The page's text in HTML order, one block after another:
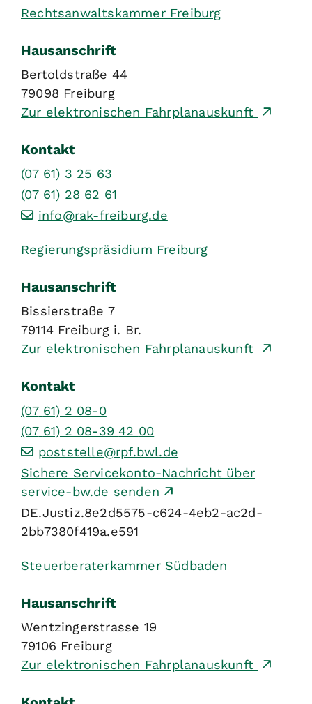
Rechtsanwaltskammer Freiburg
Hausanschrift
Bertoldstraße 44
79098 Freiburg
Zur elektronischen Fahrplanauskunft
Kontakt
(07 61) 3 25 63
(07 61) 28 62 61
info@rak-freiburg.de
Regierungspräsidium Freiburg
Hausanschrift
Bissierstraße 7
79114 Freiburg i. Br.
Zur elektronischen Fahrplanauskunft
Kontakt
(07 61) 2 08-0
(07 61) 2 08-39 42 00
poststelle@rpf.bwl.de
Sichere Servicekonto-Nachricht über
service-bw.de senden
DE.Justiz.8e2d5575-c624-4eb2-ac2d-
2bb7380f419a.e591
Steuerberaterkammer Südbaden
Hausanschrift
Wentzingerstrasse 19
79106 Freiburg
Zur elektronischen Fahrplanauskunft